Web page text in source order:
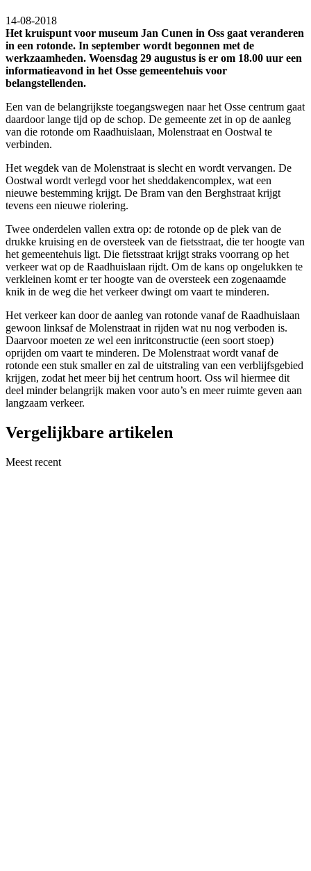
14-08-2018
Het kruispunt voor museum Jan Cunen in Oss gaat veranderen
in een rotonde. In september wordt begonnen met de
werkzaamheden. Woensdag 29 augustus is er om 18.00 uur een
informatieavond in het Osse gemeentehuis voor
belangstellenden.
Een van de belangrijkste toegangswegen naar het Osse centrum gaat
daardoor lange tijd op de schop. De gemeente zet in op de aanleg
van die rotonde om Raadhuislaan, Molenstraat en Oostwal te
verbinden.
Het wegdek van de Molenstraat is slecht en wordt vervangen. De
Oostwal wordt verlegd voor het sheddakencomplex, wat een
nieuwe bestemming krijgt. De Bram van den Berghstraat krijgt
tevens een nieuwe riolering.
Twee onderdelen vallen extra op: de rotonde op de plek van de
drukke kruising en de oversteek van de fietsstraat, die ter hoogte van
het gemeentehuis ligt. Die fietsstraat krijgt straks voorrang op het
verkeer wat op de Raadhuislaan rijdt. Om de kans op ongelukken te
verkleinen komt er ter hoogte van de oversteek een zogenaamde
knik in de weg die het verkeer dwingt om vaart te minderen.
Het verkeer kan door de aanleg van rotonde vanaf de Raadhuislaan
gewoon linksaf de Molenstraat in rijden wat nu nog verboden is.
Daarvoor moeten ze wel een inritconstructie (een soort stoep)
oprijden om vaart te minderen. De Molenstraat wordt vanaf de
rotonde een stuk smaller en zal de uitstraling van een verblijfsgebied
krijgen, zodat het meer bij het centrum hoort. Oss wil hiermee dit
deel minder belangrijk maken voor auto’s en meer ruimte geven aan
langzaam verkeer.
Vergelijkbare artikelen
Meest recent